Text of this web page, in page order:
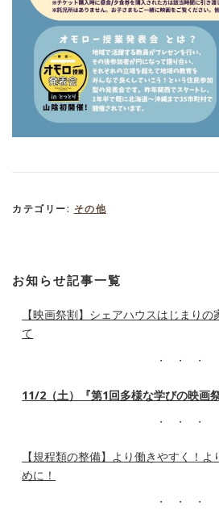
カテゴリー: その他
お知らせ記事一覧
【映画祭割】シェアハウスはじまり
て
11/2（土）『第1回多様な学びの映画
【規程類の整備】より働きやすく！
めに！